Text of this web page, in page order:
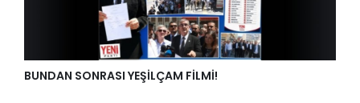
BUNDAN SONRASI YEŞİLÇAM FİLMİ!